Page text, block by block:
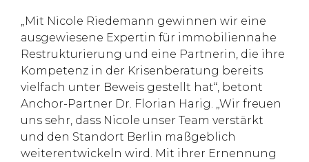
„Mit Nicole Riedemann gewinnen wir eine
ausgewiesene Expertin für immobiliennahe
Restrukturierung und eine Partnerin, die ihre
Kompetenz in der Krisenberatung bereits
vielfach unter Beweis gestellt hat“, betont
Anchor-Partner Dr. Florian Harig. „Wir freuen
uns sehr, dass Nicole unser Team verstärkt
und den Standort Berlin maßgeblich
weiterentwickeln wird. Mit ihrer Ernennung